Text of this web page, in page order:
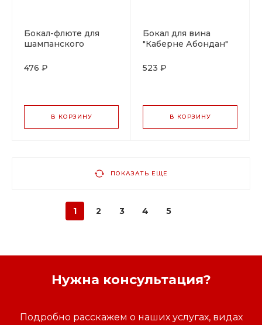
Бокал-флюте для
шампанского
«Энолог» 260мл;
476 ₽
В КОРЗИНУ
Бокал для вина
"Каберне Абондан"
201 мм, стекло
523 ₽
В КОРЗИНУ
ПОКАЗАТЬ ЕЩЕ
1 2 3 4 5
Нужна консультация?
Подробно расскажем о наших услугах, видах